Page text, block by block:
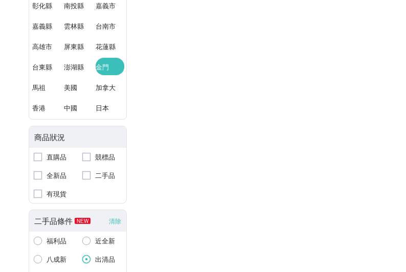
彰化縣 南投縣 嘉義市
嘉義縣 雲林縣 台南市
高雄市 屏東縣 花蓮縣
台東縣 澎湖縣 金門
馬祖 美國 加拿大
香港 中國 日本
商品狀況
直購品
競標品
全新品
二手品
有現貨
二手品條件 NEW 清除
福利品
近全新
八成新
出清品